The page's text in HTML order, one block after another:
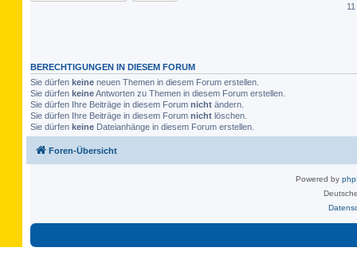
BERECHTIGUNGEN IN DIESEM FORUM
Sie dürfen keine neuen Themen in diesem Forum erstellen.
Sie dürfen keineAntworten zu Themen in diesem Forum erstellen.
Sie dürfen Ihre Beiträge in diesem Forum nicht ändern.
Sie dürfen Ihre Beiträge in diesem Forum nicht löschen.
Sie dürfen keine Dateianhänge in diesem Forum erstellen.
Foren-Übersicht
Powered by